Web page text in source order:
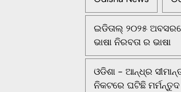
ଇଡିତାଲ୍ ୨୦୨୫
ଭାଷା ନିରବତା ର ଭାଷା
ଓଡିଶା - ଆନ୍ଧ୍ର
ନିକଟରେ ଘଟିଛି ମର୍ମନ୍ତୁଦ